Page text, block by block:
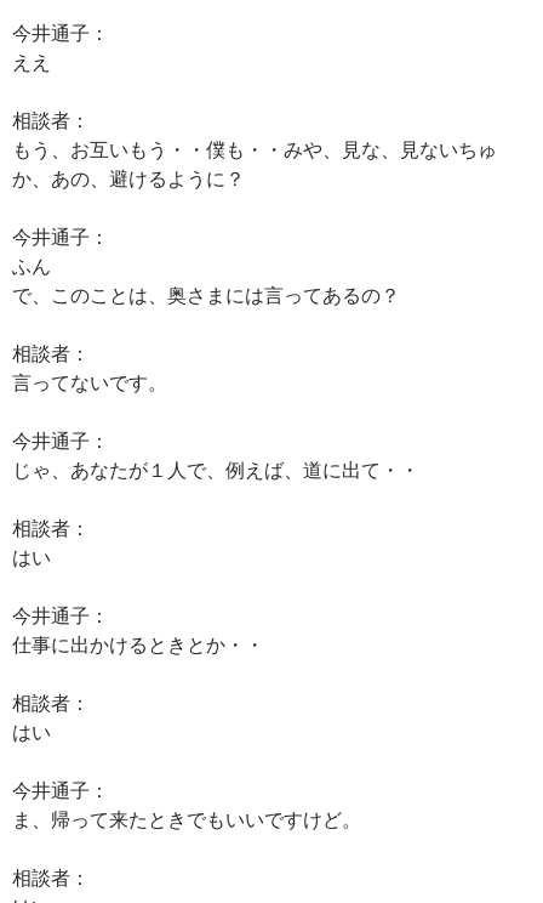
今井通子：
ええ
相談者：
もう、お互いもう・・僕も・・みや、見な、見ないちゅ
か、あの、避けるように？
今井通子：
ふん
で、このことは、奥さまには言ってあるの？
相談者：
言ってないです。
今井通子：
じゃ、あなたが１人で、例えば、道に出て・・
相談者：
はい
今井通子：
仕事に出かけるときとか・・
相談者：
はい
今井通子：
ま、帰って来たときでもいいですけど。
相談者：